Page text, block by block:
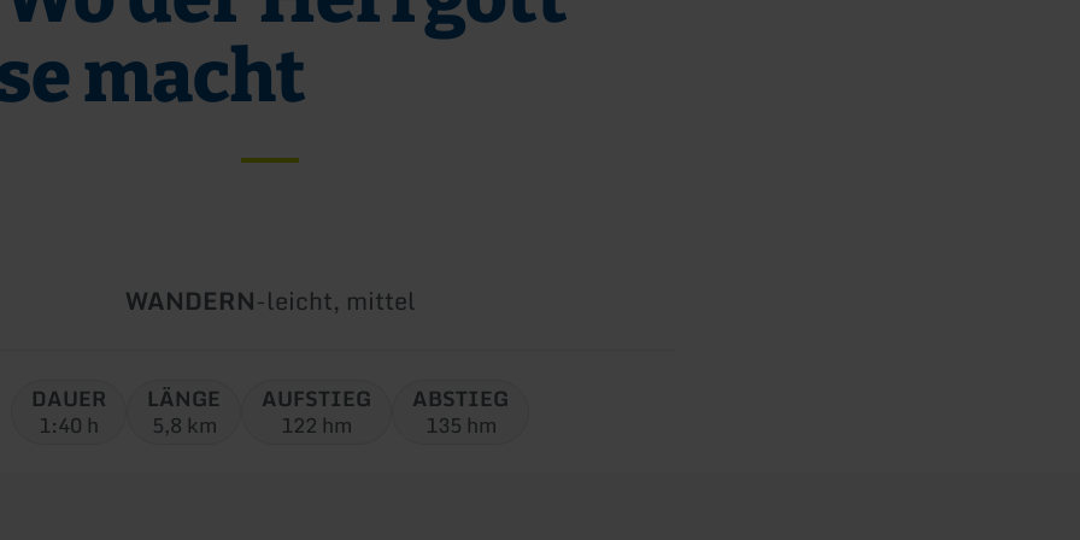
macht
Art
Tour:
WANDERN-Schwierigkeit:
leicht, mittel
DAUER
1:40 h
LÄNGE
5,8 km
AUFSTIEG
122 hm
ABSTIEG
135 hm